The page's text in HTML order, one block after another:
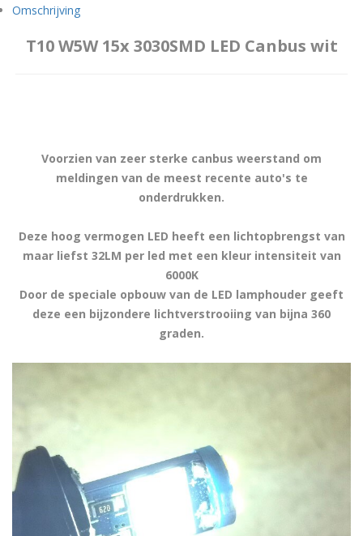
Omschrijving
T10 W5W 15x 3030SMD LED Canbus wit
Voorzien van zeer sterke canbus weerstand om
meldingen van de meest recente auto's te
onderdrukken.
Deze hoog vermogen LED heeft een lichtopbrengst van
maar liefst 32LM per led met een kleur intensiteit van
6000K
Door de speciale opbouw van de LED lamphouder geeft
deze een bijzondere lichtverstrooiing van bijna 360
graden.